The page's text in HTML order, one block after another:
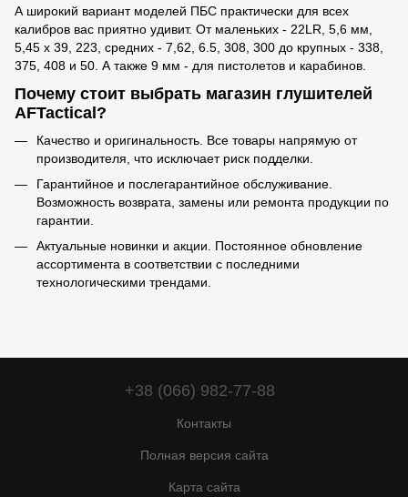
А широкий вариант моделей ПБС практически для всех
калибров вас приятно удивит. От маленьких - 22LR, 5,6 мм,
5,45 х 39, 223, средних - 7,62, 6.5, 308, 300 до крупных - 338,
375, 408 и 50. А также 9 мм - для пистолетов и карабинов.
Почему стоит выбрать магазин глушителей
AFTactical?
Качество и оригинальность. Все товары напрямую от
производителя, что исключает риск подделки.
Гарантийное и послегарантийное обслуживание.
Возможность возврата, замены или ремонта продукции по
гарантии.
Актуальные новинки и акции. Постоянное обновление
ассортимента в соответствии с последними
технологическими трендами.
+38 (066) 982-77-88
Контакты
Полная версия сайта
Карта сайта